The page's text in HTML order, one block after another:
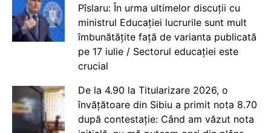
Pîslaru: În urma ultimelor discuții cu
ministrul Educației lucrurile sunt mult
îmbunătățite față de varianta publicată
pe 17 iulie / Sectorul educației este
crucial
De la 4.90 la Titularizare 2026, o
învățătoare din Sibiu a primit nota 8.70
după contestație: Când am văzut nota